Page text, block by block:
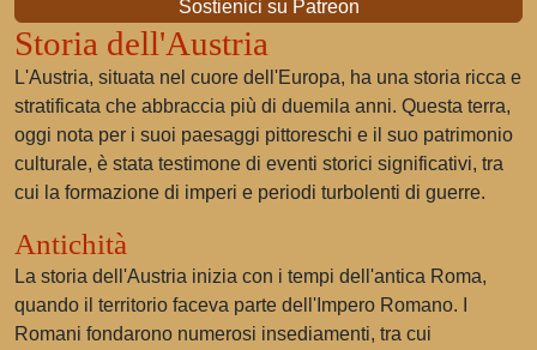
Sostienici su Patreon
Storia dell'Austria
L'Austria, situata nel cuore dell'Europa, ha una storia ricca e
stratificata che abbraccia più di duemila anni. Questa terra,
oggi nota per i suoi paesaggi pittoreschi e il suo patrimonio
culturale, è stata testimone di eventi storici significativi, tra
cui la formazione di imperi e periodi turbolenti di guerre.
Antichità
La storia dell'Austria inizia con i tempi dell'antica Roma,
quando il territorio faceva parte dell'Impero Romano. I
Romani fondarono numerosi insediamenti, tra cui